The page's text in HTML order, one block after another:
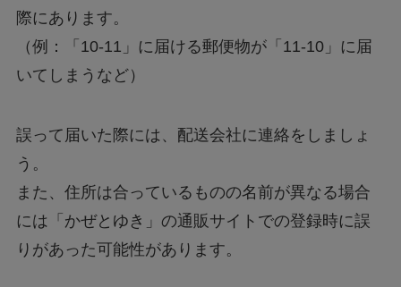
際にあります。
（例：「10-11」に届ける郵便物が「11-10」に届
いてしまうなど）
誤って届いた際には、配送会社に連絡をしましょ
う。
また、住所は合っているものの名前が異なる場合
には「かぜとゆき」の通販サイトでの登録時に誤
りがあった可能性があります。